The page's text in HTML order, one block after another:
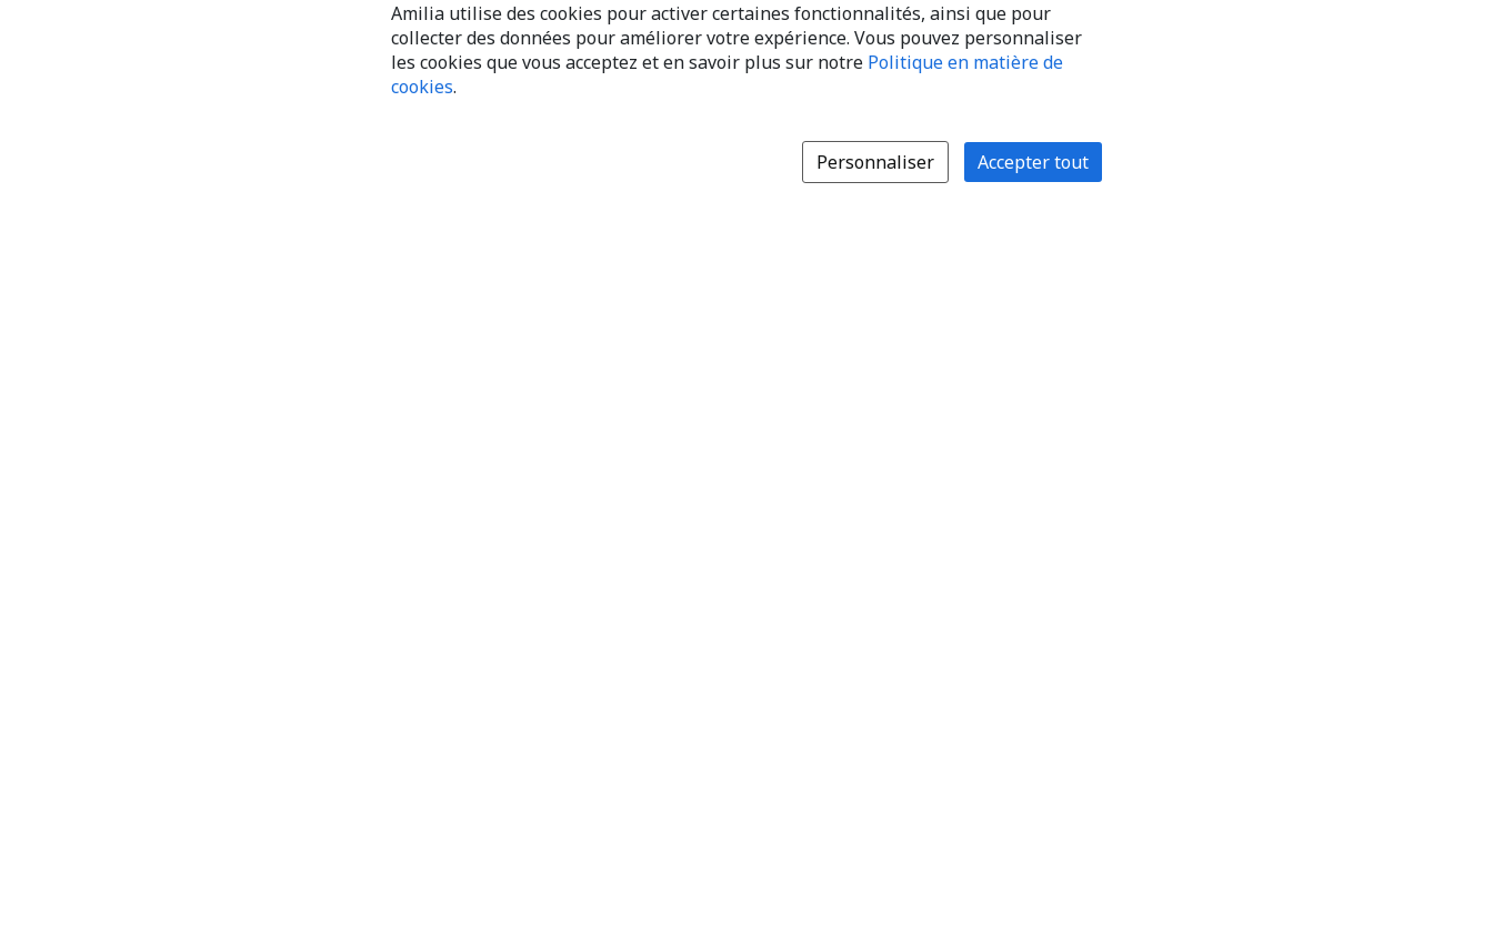
Amilia utilise des cookies pour activer certaines fonctionnalités, ainsi que pour
collecter des données pour améliorer votre expérience. Vous pouvez personnaliser
les cookies que vous acceptez et en savoir plus sur notre Politique en matière de
cookies.
Personnaliser Accepter tout